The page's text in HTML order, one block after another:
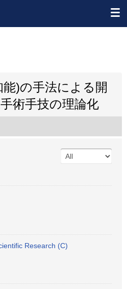
)の手法による開
術手技の理論化
Research (C)